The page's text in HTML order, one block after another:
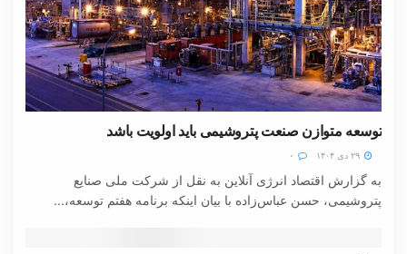
توسعه متوازن صنعت پتروشیمی باید اولویت باشد
به گزارش اقتصاد انرژی آنلاین به نقل از شرکت ملی صنایع
پتروشیمی، حسن عباس‌زاده با بیان اینکه برنامه هفتم توسعه،...